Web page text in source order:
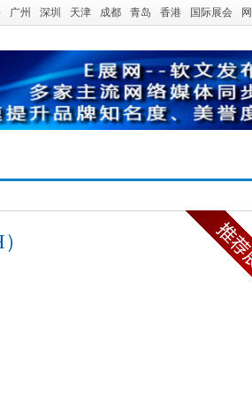
广州 深圳 天津 成都 青岛 香港 国际展会